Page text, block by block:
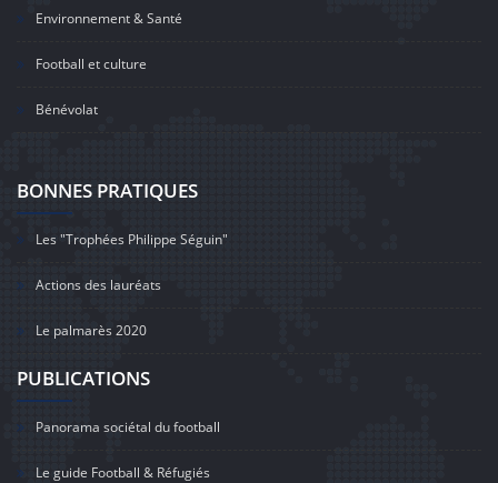
Environnement & Santé
Football et culture
Bénévolat
BONNES PRATIQUES
Les "Trophées Philippe Séguin"
Actions des lauréats
Le palmarès 2020
PUBLICATIONS
Panorama sociétal du football
Le guide Football & Réfugiés